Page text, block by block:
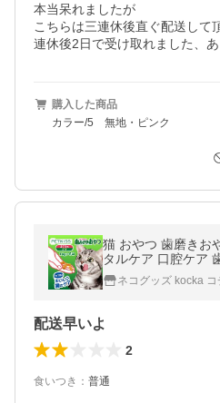
本当呆れましたが
こちらは三連休後直ぐ配送して
連休後2日で受け取れました、
購入した商品
カラー/5 無地・ピンク
猫 おやつ 歯磨きお
タルケア 口腔ケア
コちゃんの歯みが
g6袋ネコグッズ kocka コ
配送早いよ
2
食いつき ： 普通